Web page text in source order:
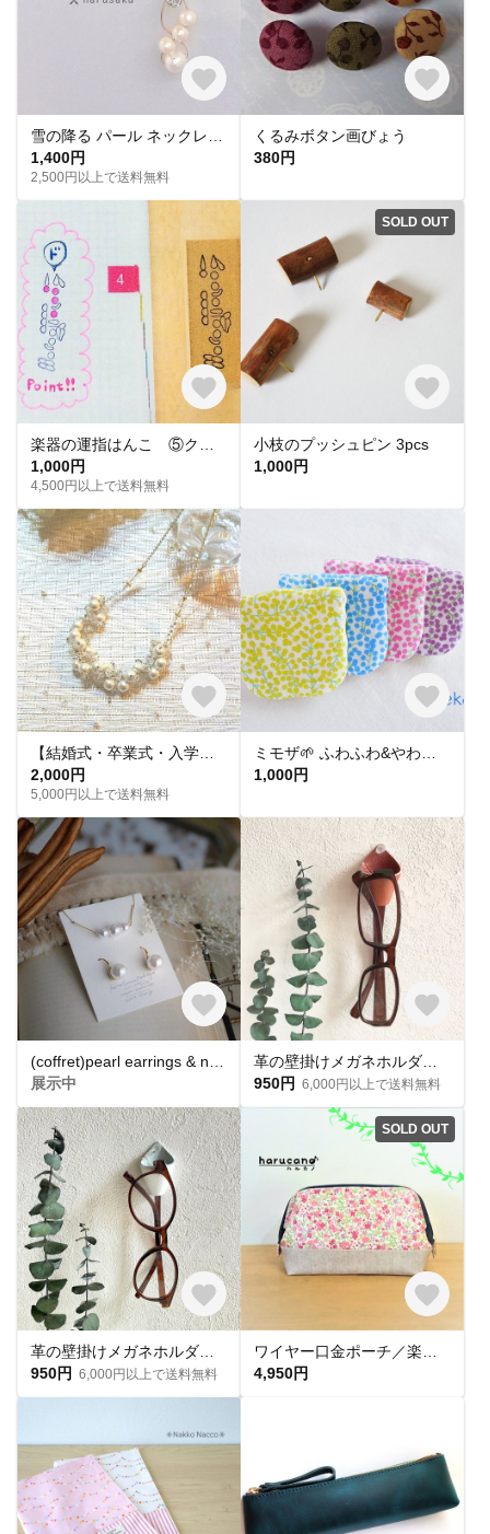
1,400円
2,500円以上で送料無料
くるみボタン画びょう
380円
1,000円
4,500円以上で送料無料
SOLD OUT
小枝のプッシュピン 3pcs
1,000円
2,000円
5,000円以上で送料無料
1,000円
展示中
950円 6,000円以上で送料無料
950円 6,000円以上で送料無料
SOLD OUT
4,950円